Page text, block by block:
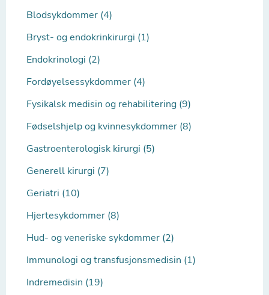
Blodsykdommer (4)
Bryst- og endokrinkirurgi (1)
Endokrinologi (2)
Fordøyelsessykdommer (4)
Fysikalsk medisin og rehabilitering (9)
Fødselshjelp og kvinnesykdommer (8)
Gastroenterologisk kirurgi (5)
Generell kirurgi (7)
Geriatri (10)
Hjertesykdommer (8)
Hud- og veneriske sykdommer (2)
Immunologi og transfusjonsmedisin (1)
Indremedisin (19)